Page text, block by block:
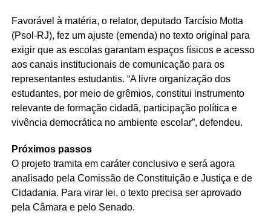
Favorável à matéria, o relator, deputado Tarcísio Motta
(Psol-RJ), fez um ajuste (emenda) no texto original para
exigir que as escolas garantam espaços físicos e acesso
aos canais institucionais de comunicação para os
representantes estudantis. “A livre organização dos
estudantes, por meio de grêmios, constitui instrumento
relevante de formação cidadã, participação política e
vivência democrática no ambiente escolar”, defendeu.
Próximos passos
O projeto tramita em caráter conclusivoe será agora
analisado pela Comissão de Constituição e Justiça e de
Cidadania. Para virar lei, o texto precisa ser aprovado
pela Câmara e pelo Senado.